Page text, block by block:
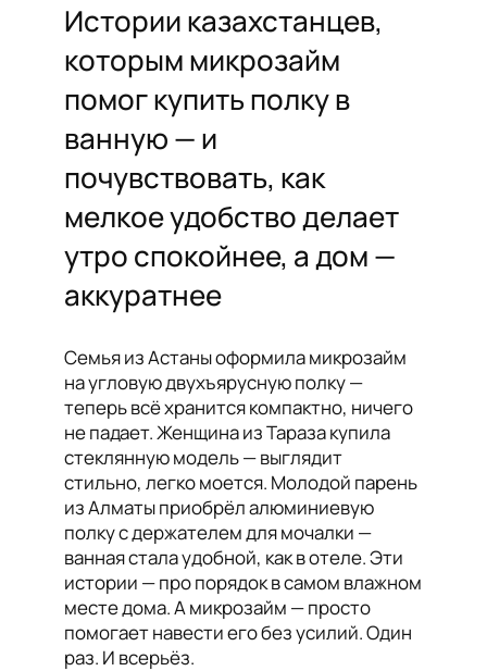
Истории казахстанцев,
которым микрозайм
помог купить полку в
ванную — и
почувствовать, как
мелкое удобство делает
утро спокойнее, а дом —
аккуратнее
Семья из Астаны оформила микрозайм
на угловую двухъярусную полку —
теперь всё хранится компактно, ничего
не падает. Женщина из Тараза купила
стеклянную модель — выглядит
стильно, легко моется. Молодой парень
из Алматы приобрёл алюминиевую
полку с держателем для мочалки —
ванная стала удобной, как в отеле. Эти
истории — про порядок в самом влажном
месте дома. А микрозайм — просто
помогает навести его без усилий. Один
раз. И всерьёз.